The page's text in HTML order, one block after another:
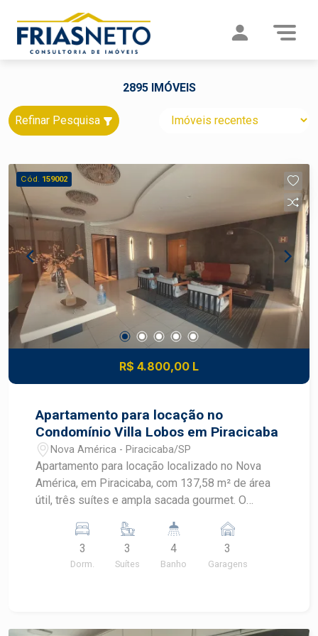
2895 IMÓVEIS
Refinar Pesquisa
Cód. 159002
R$ 4.800,00 L
Apartamento para locação no
Condomínio Villa Lobos em Piracicaba
Nova América - Piracicaba/SP
Apartamento para locação localizado no Nova
América, em Piracicaba, com 137,58 m² de área
útil, três suítes e ampla sacada gourmet. O
condomínio completo, com lazer diversificado e
portaria 24 horas. CARACTERÍSTICAS DO
IMÓVEL - Área útil de 137,58 m² - 3 dormitórios,
3
Dorm.
3
Suítes
4
Banho
3
Garagens